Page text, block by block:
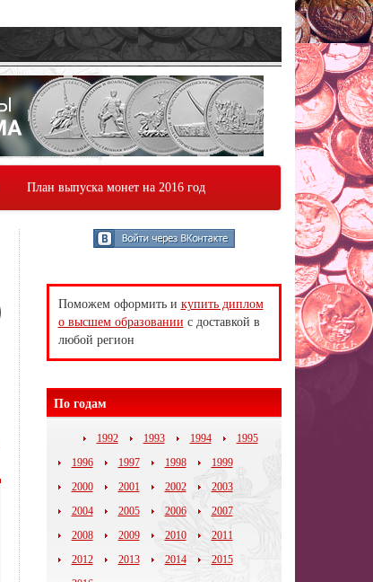
План выпуска монет на 2016 год
Поможем оформить и купить диплом
о высшем образовании с доставкой в
любой регион
По годам
1992 1993 1994
1995
1996
1997 1998
1999
2000
2001 2002
2003
2004
2005 2006
2007
2008
2009 2010
2011
2012
2013 2014
2015